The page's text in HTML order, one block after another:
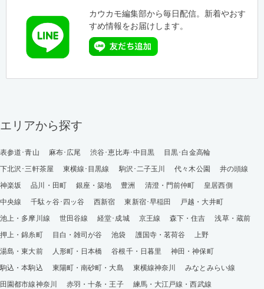
カウカモ編集部から毎日配信。新着やおす
すめ情報をお届けします。
エリアから探す
表参道･青山 麻布･広尾 渋谷･恵比寿･中目黒
目黒･白金高輪
下北沢･三軒茶屋
東横線･目黒線 駒沢･二子玉川 代々木公園
井の頭線
神楽坂
品川・田町 銀座・築地 豊洲 清澄・門前仲町
皇居西側
中央線
千駄ヶ谷･四ッ谷 西新宿 東新宿･早稲田
戸越・大井町
池上・多摩川線
世田谷線 経堂･成城 京王線 森下・住吉
浅草・蔵前
押上・錦糸町
目白・雑司が谷 池袋 護国寺・茗荷谷
上野
湯島・東大前
人形町・日本橋 谷根千・日暮里
神田・神保町
駒込・本駒込
東陽町・南砂町・大島 東横線神奈川
みなとみらい線
田園都市線神奈川
赤羽・十条・王子
練馬・大江戸線・西武線